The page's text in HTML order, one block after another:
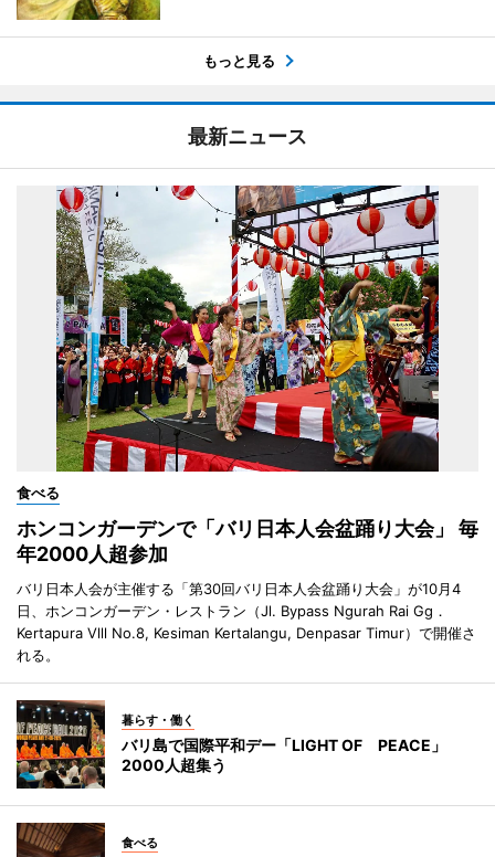
もっと見る
最新ニュース
食べる
ホンコンガーデンで「バリ日本人会盆踊り大会」 毎
年2000人超参加
バリ日本人会が主催する「第30回バリ日本人会盆踊り大会」が10月4
日、ホンコンガーデン・レストラン（Jl. Bypass Ngurah Rai Gg．
Kertapura Vlll No.8, Kesiman Kertalangu, Denpasar Timur）で開催さ
れる。
暮らす・働く
バリ島で国際平和デー「LIGHT OF PEACE」
2000人超集う
食べる